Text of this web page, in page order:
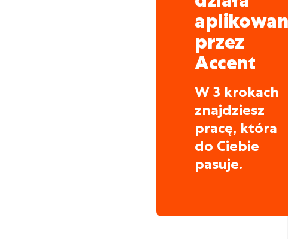
Dodatkowych
Zwrot kosztów
transport publiczny
Dobre wsparcie ze
Praca w inkluzywnej i
przez
Accent
W 3 krokach
znajdziesz
pracę, która
do Ciebie
pasuje.